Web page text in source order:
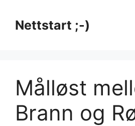
innholdNettstart ;-)
Målløst
Brann og